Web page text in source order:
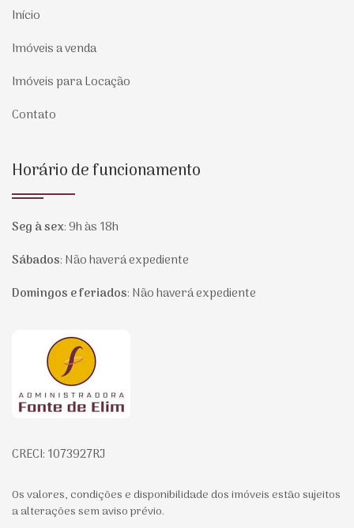
Início
Imóveis a venda
Imóveis para Locação
Contato
Horário de funcionamento
Seg à sex:9h às 18h
Sábados: Não haverá expediente
Domingos e feriados: Não haverá expediente
Página inicial
CRECI: 1073927RJ
Os valores, condições e disponibilidade dos imóveis estão sujeitos
a alterações sem aviso prévio.